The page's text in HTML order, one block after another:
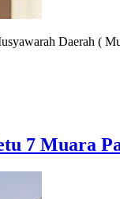
Daerah (
7 Muara